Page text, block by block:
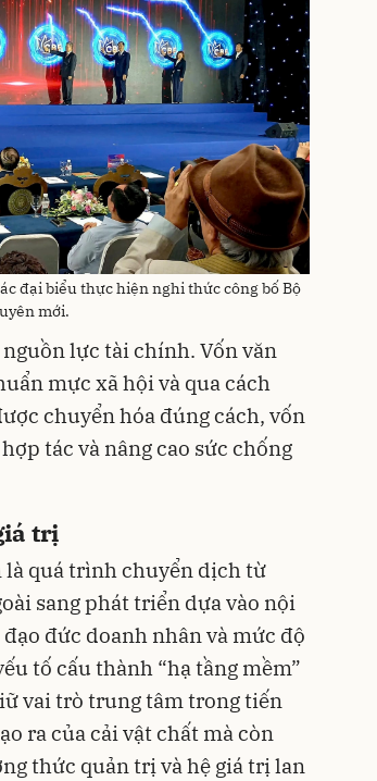
đại biểu thực hiện nghi thức công bố Bộ
mới.
lực tài chính. Vốn văn
mực xã hội và qua cách
chuyển hóa đúng cách, vốn
tác và nâng cao sức chống
trị
là quá trình chuyển dịch từ
sang phát triển dựa vào nội
đức doanh nhân và mức độ
tố cấu thành “hạ tầng mềm”
vai trò trung tâm trong tiến
ra của cải vật chất mà còn
thức quản trị và hệ giá trị lan